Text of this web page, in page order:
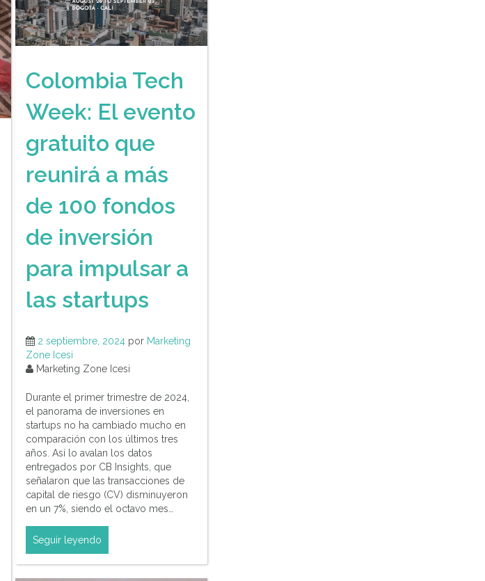
Colombia Tech
Week: El evento
gratuito que
reunirá a más
de 100 fondos
de inversión
para impulsar a
las startups
2 septiembre, 2024 por Marketing
Zone Icesi
Marketing Zone Icesi
Durante el primer trimestre de 2024,
el panorama de inversiones en
startups no ha cambiado mucho en
comparación con los últimos tres
años. Así lo avalan los datos
entregados por CB Insights, que
señalaron que las transacciones de
capital de riesgo (CV) disminuyeron
en un 7%, siendo el octavo mes…
Seguir leyendo